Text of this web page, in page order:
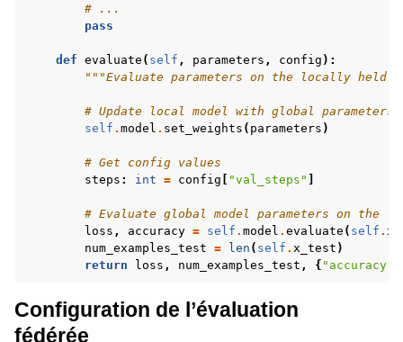
# ...
pass
def evaluate ( self , parameters , config ):
"""Evaluate parameters on the locally held
# Update local model with global parameters
self . model . set_weights ( parameters )
# Get config values
steps : int = config "val_steps"
# Evaluate global model parameters on the
loss , accuracy = self . model . evaluate ( self .
num_examples_test = len ( self . x_test )
return
loss , num_examples_test , { "accuracy"
Configuration de l’évaluation
fédérée